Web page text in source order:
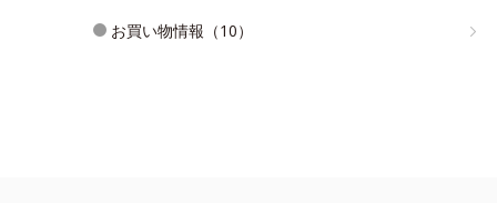
お買い物情報（10）